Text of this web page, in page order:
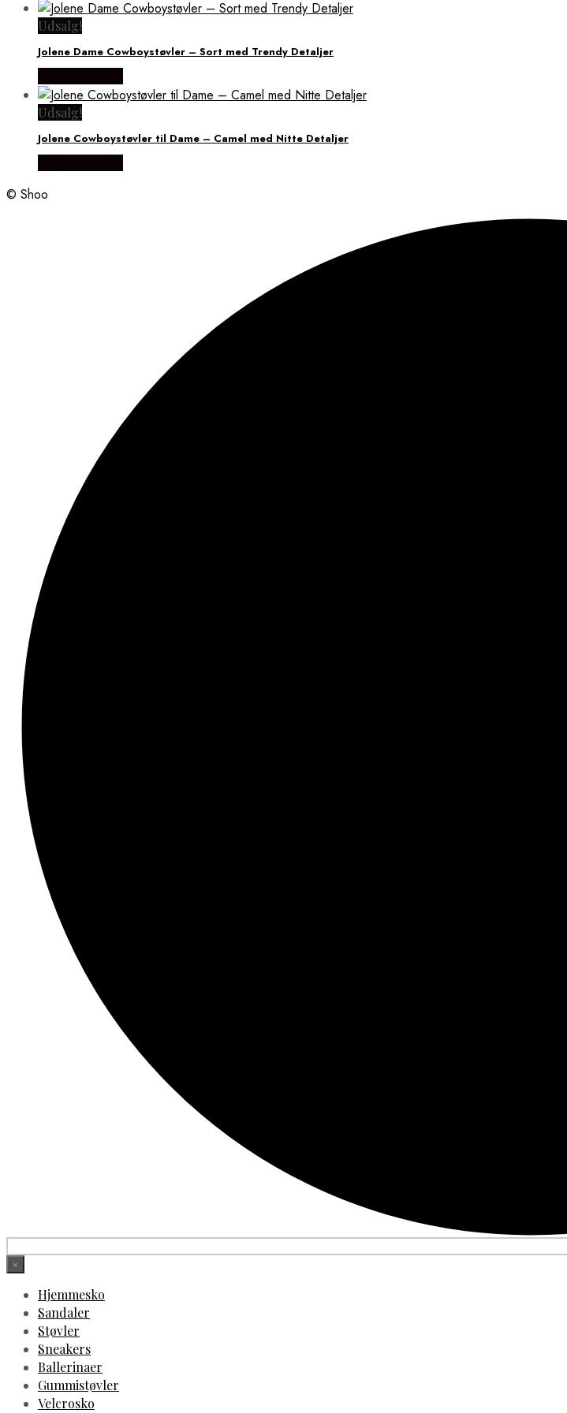
Udsalg!
Jolene Dame Cowboystøvler – Sort med Trendy Detaljer
Udsalg!
Jolene Cowboystøvler til Dame – Camel med Nitte Detaljer
© Shoo
×
Hjemmesko
Sandaler
Støvler
Sneakers
Ballerinaer
Gummistøvler
Velcrosko